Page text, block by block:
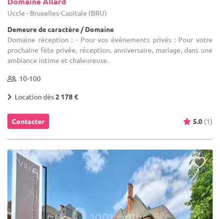
Uccle - Bruxelles-Capitale (BRU)
Demeure de caractère / Domaine
Domaine réception : - Pour vos événements privés : Pour votre
prochaine fête privée, réception, anniversaire, mariage, dans une
ambiance intime et chaleureuse.
10-100
Location dès2 178 €
Contacter 5.0 (1)